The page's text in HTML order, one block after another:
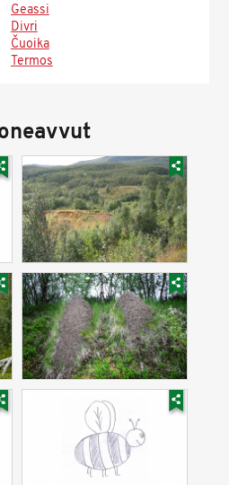
Geassi
Divri
Čuoika
Termos